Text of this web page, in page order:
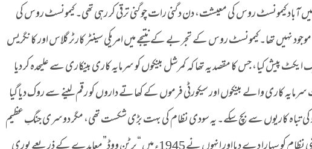
کیمونسٹ روس کی معیشت، دن دگنی رات چوگنی ترقی کر رہی تھی۔ کیمونسٹ روس کی
نہیں تھا۔ کیمونسٹ روس کے تجربے کے نتیجے میں امریکی سینٹر کارٹر گلاس اور کانگریس
پیش کیا، جس کا مقصد یہ تھا کہ کمرشل بینکوں کو سرمایہ کاری بینکاری سے علیحدہ کر دیا
کے تحت سرمایہ کاری والے بینکوں اور سیکورٹی فرموں کے کھاتے داروں کو رقم لینے سے روک دیا گیا
کی تباہ کاریوں سے بچ سکے۔ یہ سودی نظام کی بہت بڑی شکست تھی، مگر دوسری جنگِ عظیم